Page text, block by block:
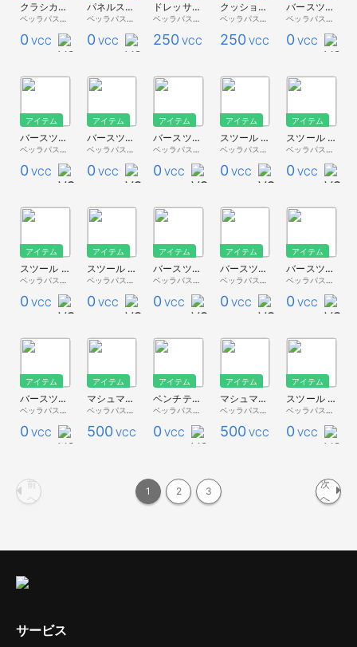
クラシカルチェア【ベッラ家具】
0 VCC
パネルスタジオ【ベッラスタジオ】
0 VCC
ドレッサーチェア（ベロア）【ベッラ家具】
250 VCC
クッションベンチ【ベッラ家具】
250 VCC
バースツール x4 Black【ベッラ家具】
0 VCC
アイテム
バースツール x4 White【ベッラ家具】
0 VCC
アイテム
バースツール x4 Red【ベッラ家具】
0 VCC
アイテム
バースツール x4 Blue【ベッラ家具】
0 VCC
アイテム
スツール x4 Black【ベッラ家具】
0 VCC
アイテム
スツール x4 White【ベッラ家具】
0 VCC
アイテム
スツール x4 Red【ベッラ家具】
0 VCC
アイテム
スツール x4 Blue【ベッラ家具】
0 VCC
アイテム
バースツール Black【ベッラ家具】
0 VCC
アイテム
バースツール White【ベッラ家具】
0 VCC
アイテム
バースツール Red【ベッラ家具】
0 VCC
アイテム
バースツール Blue【ベッラ家具】
0 VCC
アイテム
マシュマロチェア tricolor【ベッラ家具】
500 VCC
アイテム
ベンチテーブル【ベッラ家具】
0 VCC
アイテム
マシュマロチェア monochrome【ベッラ家具】
500 VCC
アイテム
スツール Black【ベッラ家具】
0 VCC
前
へ
1 2 3
次
へ
サービス